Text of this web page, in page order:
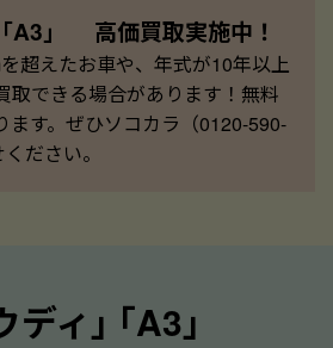
A3」 高価買取実施中！
超えたお車や、年式が10年以上
取できる場合があります！無料
ます。ぜひソコカラ（0120-590-
ださい。
ディ｣ ｢A3｣